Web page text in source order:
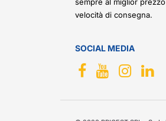
sempre al miglior
velocità di consegna.
SOCIAL MEDIA